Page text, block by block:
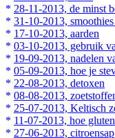
* 28-11-2013, de minst
* 31-10-2013,
* 17-10-2013, aarden
* 03-10-2013, gebruik
* 19-09-2013, nadelen
* 05-09-2013, hoe je
* 22-08-2013, detoxen
* 08-08-2013,
* 25-07-2013, Keltisch
* 11-07-2013, hoe
* 27-06-2013, citroensap